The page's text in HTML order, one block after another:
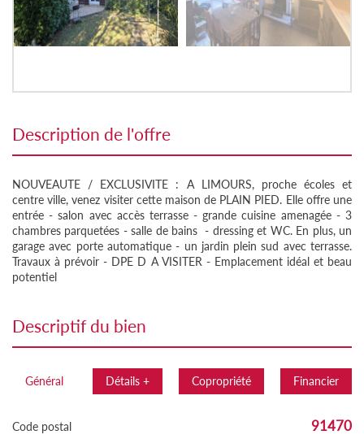
description de l'offre
NOUVEAUTE / EXCLUSIVITE : A LIMOURS, proche écoles et
centre ville, venez visiter cette maison de PLAIN PIED. Elle offre une
entrée - salon avec accès terrasse - grande cuisine amenagée - 3
chambres parquetées - salle de bains - dressing et WC. En plus, un
garage avec porte automatique - un jardin plein sud avec terrasse.
Travaux à prévoir - DPE D A VISITER - Emplacement idéal et beau
potentiel
descriptif du bien
Général Détails + Copropriété Financier
Code postal 91470